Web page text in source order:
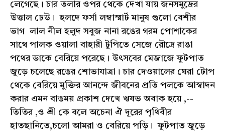
লেগেছে। চার তলার ওপর থেকে দেখা যায় জনসমুদ্রের
উত্তাল ঢেউ। হলদে ফর্সা লম্বাস্মার্ট মানুষ গুলো বেশীর
ভাগ লাল নীল হলুদ সবুজ নানা রঙের গরম পোশাকের
সাথে পালক ওয়ালা বাহারী টুপিতে সেজে রৌদ্রে রাঙা
পথের ডাকে বেরিয়ে পরেছে। উৎসবের মেজাজে ফুটপাত
জুড়ে চলেছে রঙের শোভাযাত্রা। চার দেওয়ালের ঘেরা টোপ
থেকে বেরিয়ে মুক্তির আনন্দে জীবনের প্রতি পলকে আস্বাদন
করার এমন বাঙময় প্রকাশ দেখে ঋষভ অবাক হয়ে ,--
তিতির ,ও শ্রী কে বলে অচেনা ঐ দূরের পৃথিবীর
হাতছানিতে,চলো আমরা ও বেরিয়ে পড়ি। ফুটপাত জুড়ে